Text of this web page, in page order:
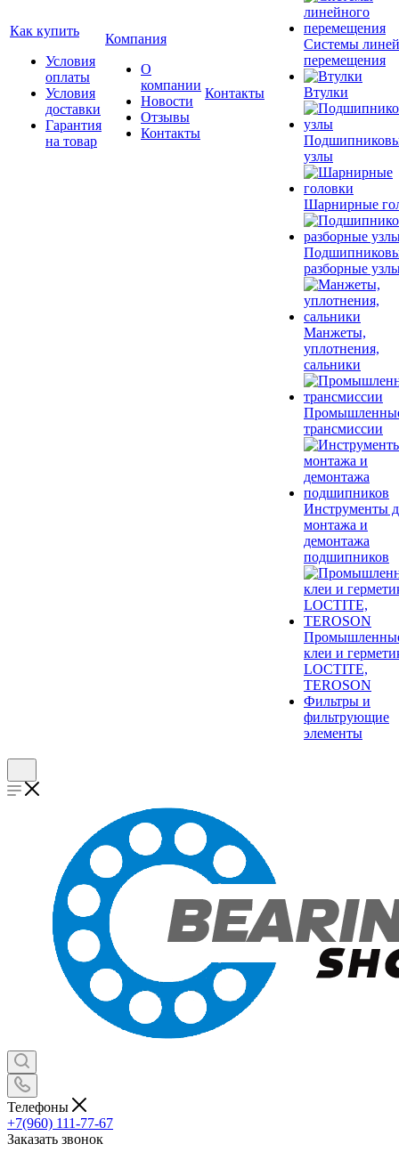
Как купить
Условия
оплаты
Условия
доставки
Гарантия
на товар
Компания
О
компании
Новости
Отзывы
Контакты
Контакты
Системы
перемещения
Втулки
узлы
Шарнирные
разборные
Манжеты,
уплотнения,
сальники
трансмиссии
Инструменты
монтажа и
демонтажа
подшипников
клеи и
LOCTITE,
TEROSON
Фильтры и
фильтрующие
элементы
Телефоны
+7(960) 111-77-67
Заказать звонок